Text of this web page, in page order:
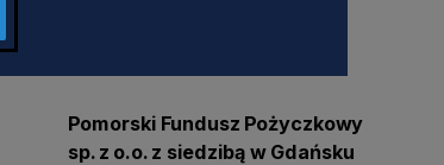
Pomorski Fundusz Pożyczkowy
sp. z o.o. z siedzibą w Gdańsku